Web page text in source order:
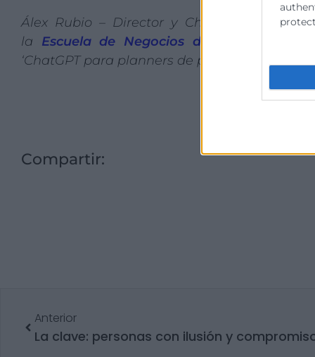
Álex Rubio – Director y Chief Strategy
la Escuela de Negocios de Cámara
‘ChatGPT para planners de publicidad y
Compartir:
Anterior
La clave: personas con ilusión y